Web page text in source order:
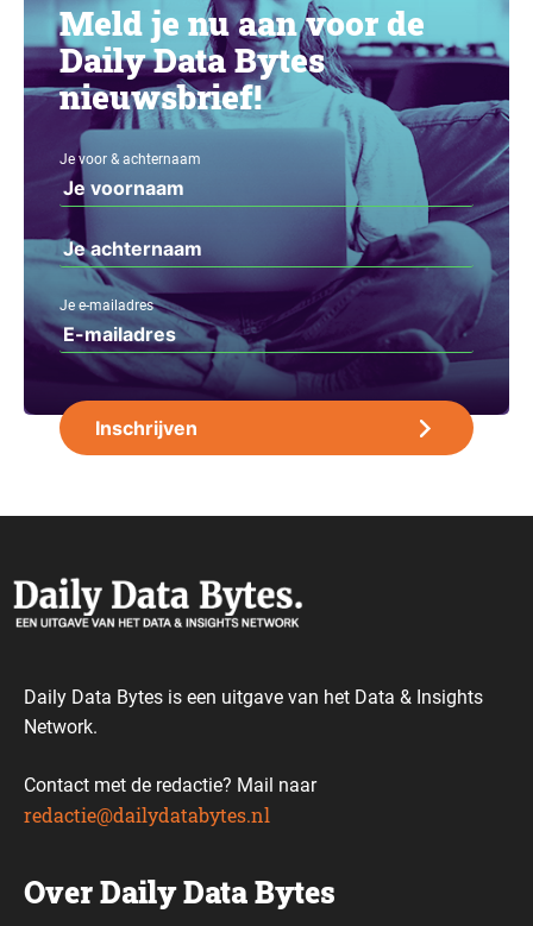
Meld je nu aan voor de
Daily Data Bytes
nieuwsbrief!
Je voor & achternaam
Je e-mailadres
Daily Data Bytes is een uitgave van het Data & Insights
Network.
Contact met de redactie? Mail naar
redactie@dailydatabytes.nl
Over Daily Data Bytes